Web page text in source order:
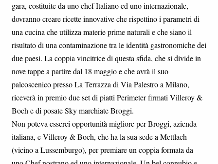
gara, costituite da uno chef Italiano ed uno internazionale,
dovranno creare ricette innovative che rispettino i parametri di
una cucina che utilizza materie prime naturali e che siano il
risultato di una contaminazione tra le identità gastronomiche dei
due paesi. La coppia vincitrice di questa sfida, che si divide in
nove tappe a partire dal 18 maggio e che avrà il suo
palcoscenico presso La Terrazza di Via Palestro a Milano,
riceverà in premio due set di piatti Perimeter firmati Villeroy &
Boch e di posate Sky marchiate Broggi.
Non poteva esserci opportunità migliore per Broggi, azienda
italiana, e Villeroy & Boch, che ha la sua sede a Mettlach
(vicino a Lussemburgo), per premiare un coppia formata da